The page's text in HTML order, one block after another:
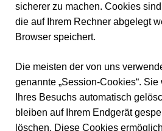
sicherer zu machen. Cookies
die auf Ihrem Rechner abgelegt
Browser speichert.
Die meisten der von uns
genannte „Session-Cookies“.
Ihres Besuchs automatisch
bleiben auf Ihrem Endgerät
löschen. Diese Cookies